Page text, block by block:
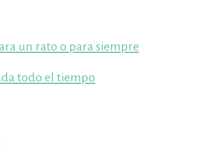
un rato o para siempre
todo el tiempo